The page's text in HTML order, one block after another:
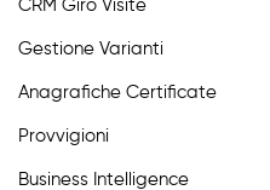
CRM Giro Visite
Gestione Varianti
Anagrafiche Certificate
Provvigioni
Business Intelligence